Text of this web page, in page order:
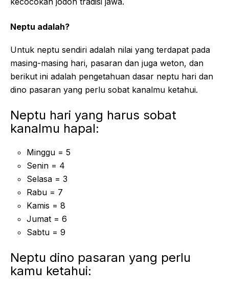
Neptu adalah?
Untuk neptu sendiri adalah nilai yang terdapat pada
masing-masing hari, pasaran dan juga weton, dan
berikut ini adalah pengetahuan dasar neptu hari dan
dino pasaran yang perlu sobat kanalmu ketahui.
Neptu hari yang harus sobat
kanalmu hapal:
Minggu = 5
Senin = 4
Selasa = 3
Rabu = 7
Kamis = 8
Jumat = 6
Sabtu = 9
Neptu dino pasaran yang perlu
kamu ketahui: